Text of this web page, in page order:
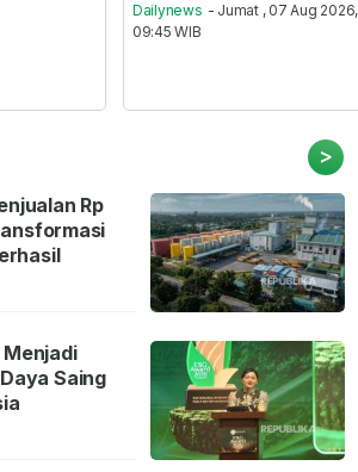
Dailynews - Jumat , 07 Aug 2026,
09:45 WIB
>
Rp
Menjadi
Saing